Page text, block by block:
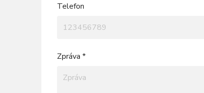
Telefon
Zpráva *